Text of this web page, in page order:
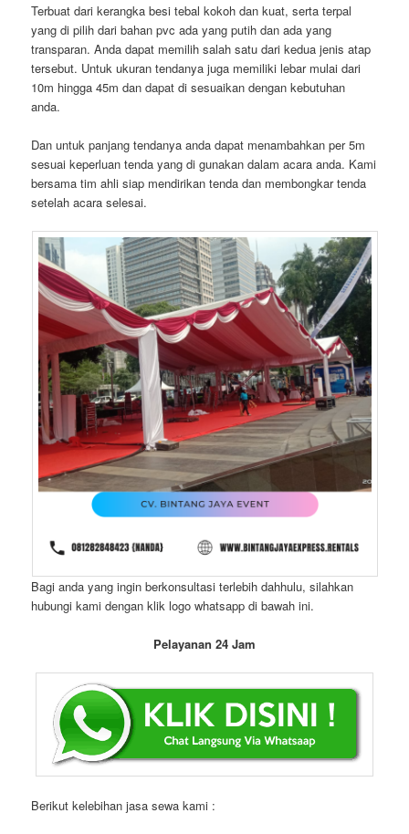
Terbuat dari kerangka besi tebal kokoh dan kuat, serta terpal
yang di pilih dari bahan pvc ada yang putih dan ada yang
transparan. Anda dapat memilih salah satu dari kedua jenis atap
tersebut. Untuk ukuran tendanya juga memiliki lebar mulai dari
10m hingga 45m dan dapat di sesuaikan dengan kebutuhan
anda.
Dan untuk panjang tendanya anda dapat menambahkan per 5m
sesuai keperluan tenda yang di gunakan dalam acara anda. Kami
bersama tim ahli siap mendirikan tenda dan membongkar tenda
setelah acara selesai.
Bagi anda yang ingin berkonsultasi terlebih dahhulu, silahkan
hubungi kami dengan klik logo whatsapp di bawah ini.
Pelayanan 24 Jam
Berikut kelebihan jasa sewa kami :